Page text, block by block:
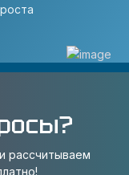
рассчитываем